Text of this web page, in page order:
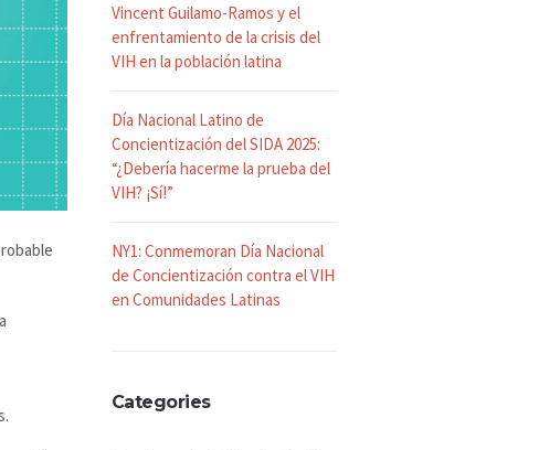
Vincent Guilamo-Ramos y el
enfrentamiento de la crisis del
VIH en la población latina
Día Nacional Latino de
Concientización del SIDA 2025:
“¿Debería hacerme la prueba del
VIH? ¡Sí!”
NY1: Conmemoran Día Nacional
de Concientización contra el VIH
en Comunidades Latinas
Categories